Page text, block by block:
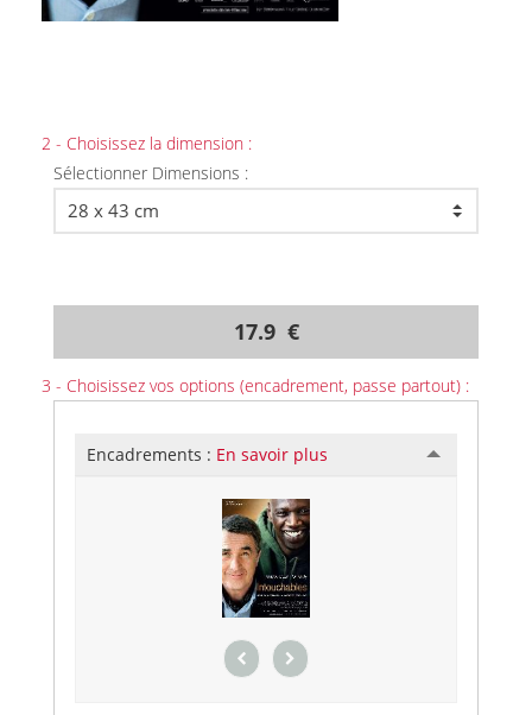
2 - Choisissez la dimension :
Sélectionner Dimensions :
17.9 €
3 - Choisissez vos options (encadrement, passe partout) :
Encadrements : En savoir plus